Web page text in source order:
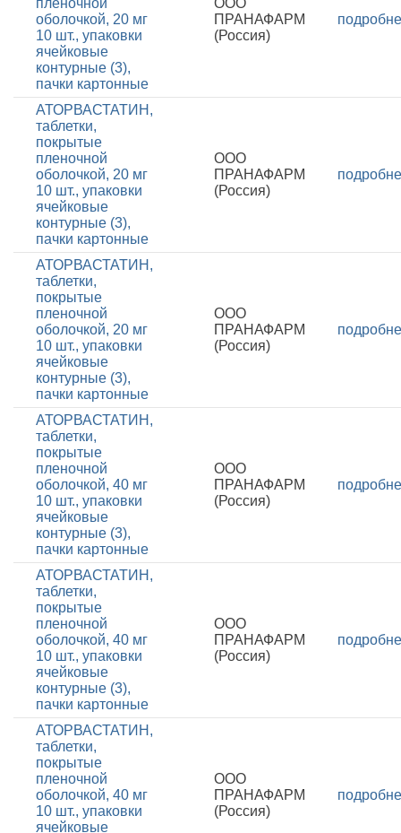
пленочной
оболочкой, 20 мг
10 шт., упаковки
ячейковые
контурные (3),
пачки картонные
ООО
ПРАНАФАРМ
(Россия)
АТОРВАСТАТИН,
таблетки,
покрытые
пленочной
оболочкой, 20 мг
10 шт., упаковки
ячейковые
контурные (3),
пачки картонные
ООО
ПРАНАФАРМ
(Россия)
АТОРВАСТАТИН,
таблетки,
покрытые
пленочной
оболочкой, 20 мг
10 шт., упаковки
ячейковые
контурные (3),
пачки картонные
ООО
ПРАНАФАРМ
(Россия)
АТОРВАСТАТИН,
таблетки,
покрытые
пленочной
оболочкой, 40 мг
10 шт., упаковки
ячейковые
контурные (3),
пачки картонные
ООО
ПРАНАФАРМ
(Россия)
АТОРВАСТАТИН,
таблетки,
покрытые
пленочной
оболочкой, 40 мг
10 шт., упаковки
ячейковые
контурные (3),
пачки картонные
ООО
ПРАНАФАРМ
(Россия)
АТОРВАСТАТИН,
таблетки,
покрытые
пленочной
оболочкой, 40 мг
10 шт., упаковки
ячейковые
ООО
ПРАНАФАРМ
(Россия)